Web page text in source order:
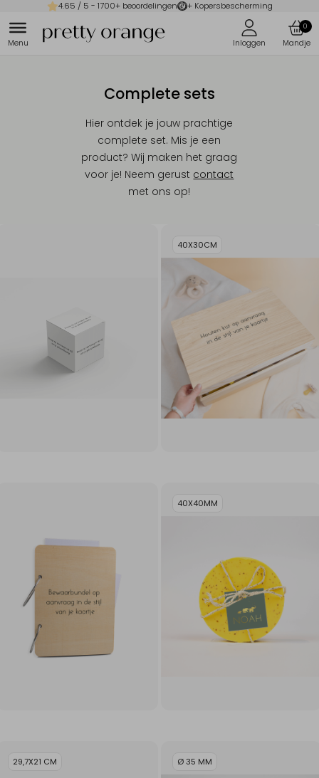
4.65 / 5 - 1700+ beoordelingen + Kopersbescherming
0
Complete sets
Hier ontdek je jouw prachtige
complete set. Mis je een
product? Wij maken het graag
voor je! Neem gerust contact
met ons op!
40X30CM
40X40MM
29,7X21 CM Ø 35 MM